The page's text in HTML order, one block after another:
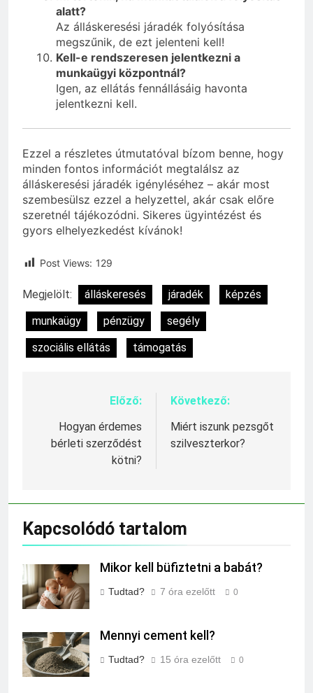
alatt?
Az álláskeresési járadék folyósítása
megszűnik, de ezt jelenteni kell!
Kell-e rendszeresen jelentkezni a
munkaügyi központnál?
Igen, az ellátás fennállásáig havonta
jelentkezni kell.
Ezzel a részletes útmutatóval bízom benne, hogy
minden fontos információt megtalálsz az
álláskeresési járadék igényléséhez – akár most
szembesülsz ezzel a helyzettel, akár csak előre
szeretnél tájékozódni. Sikeres ügyintézést és
gyors elhelyezkedést kívánok!
Post Views: 129
Megjelölt: álláskeresés járadék
képzés
munkaügy
pénzügy
segély
szociális ellátás
támogatás
Bejegyzés
navigáció
Előző:
Hogyan érdemes
bérleti szerződést
kötni?
Következő:
Miért iszunk pezsgőt
szilveszterkor?
Kapcsolódó tartalom
Mikor kell büfiztetni a babát?
Tudtad? 7 óra ezelőtt 0
Mennyi cement kell?
Tudtad? 15 óra ezelőtt 0